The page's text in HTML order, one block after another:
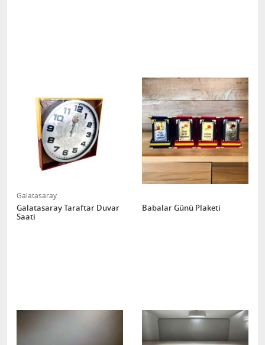
Galatasaray
Galatasaray Taraftar Duvar
Saati
Babalar Günü Plaketi